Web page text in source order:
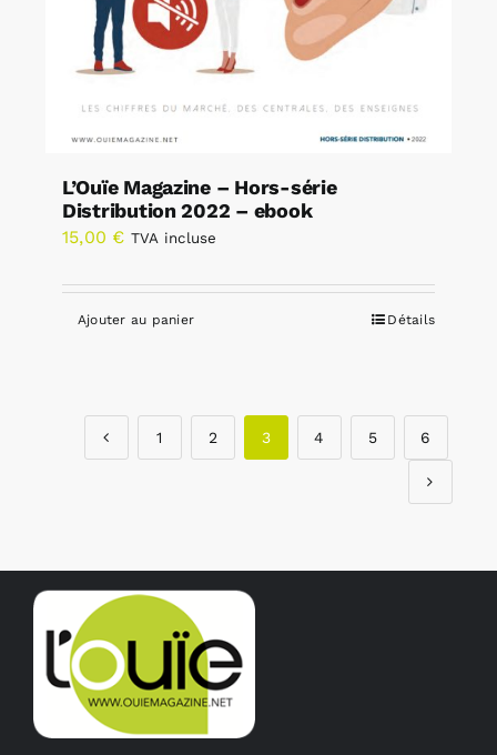
L’Ouïe Magazine – Hors-série
Distribution 2022 – ebook
15,00 € TVA incluse
Ajouter au panier Détails
1 2 3 4 5 6